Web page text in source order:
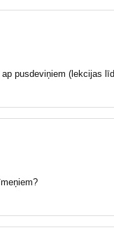
pusdeviņiem (lekcijas